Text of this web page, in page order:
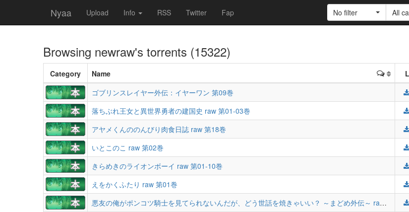
Nyaa Upload Info RSS Twitter Fap No filter All
Browsing newraw's torrents (15322)
Category Name
ゴブリンスレイヤー外伝：イヤーワン 第09巻
落ちぶれ王女と異世界勇者の建国史 raw 第01-03巻
アヤメくんののんびり肉食日誌 raw 第18巻
いとこのこ raw 第02巻
きらめきのライオンボーイ raw 第01-10巻
えをかくふたり raw 第01巻
悪友の俺がポンコツ騎士を見てられないんだが、どう世話を焼きゃいい？ ～まどめ外伝～ raw 第03巻